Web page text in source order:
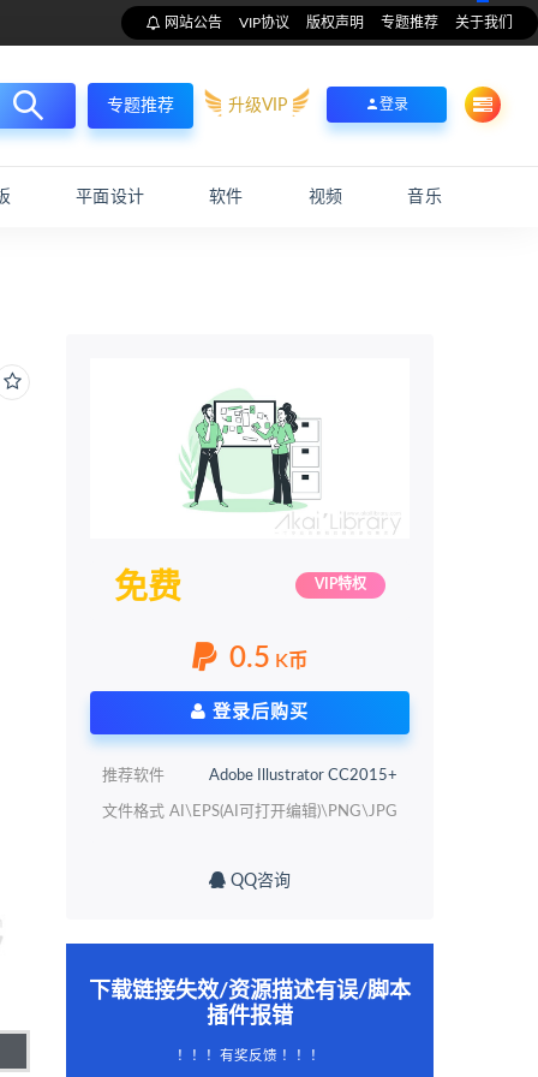
网站公告 VIP协议 版权声明 专题推荐 关于我们
专题推荐 升级VIP 登录
平面设计 软件 视频 音乐
免费 VIP特权
0.5 K币
登录后购买
推荐软件 Adobe Illustrator CC2015+
文件格式 AI\EPS(AI可打开编辑)\PNG\JPG
QQ咨询
下载链接失效/资源描述有误/脚本
插件报错
！！！有奖反馈 ！！！